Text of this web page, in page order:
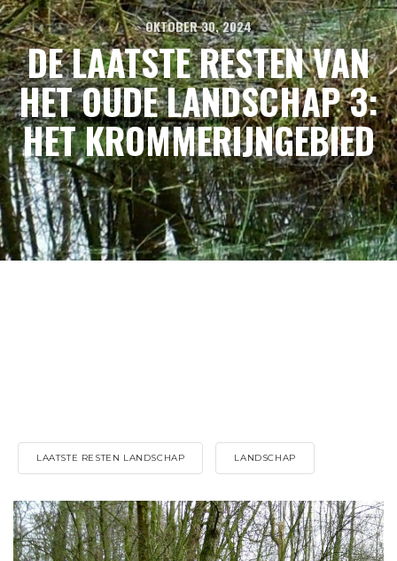
OKTOBER 30, 2024
DE LAATSTE RESTEN VAN
HET OUDE LANDSCHAP 3:
HET KROMMERIJNGEBIED
LAATSTE RESTEN LANDSCHAP LANDSCHAP